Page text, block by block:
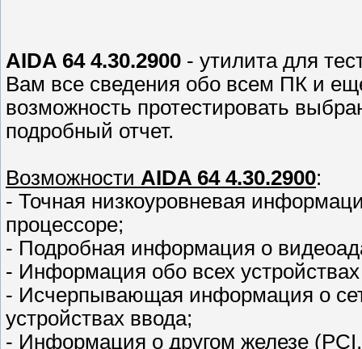
AIDA 64 4.30.2900 - утилита для
Вам все сведения обо всем ПК и
возможность протестировать
подробный отчет.
Возможности AIDA 64 4.30.2900:
- Точная низкоуровневая
процессоре;
- Подробная информация о
- Информация обо всех
- Исчерпывающая информация о
устройствах ввода;
- Информация о другом железе